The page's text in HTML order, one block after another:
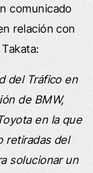
comunicado
relación con
del Tráfico en
de BMW,
en la que
retiradas del
solucionar un